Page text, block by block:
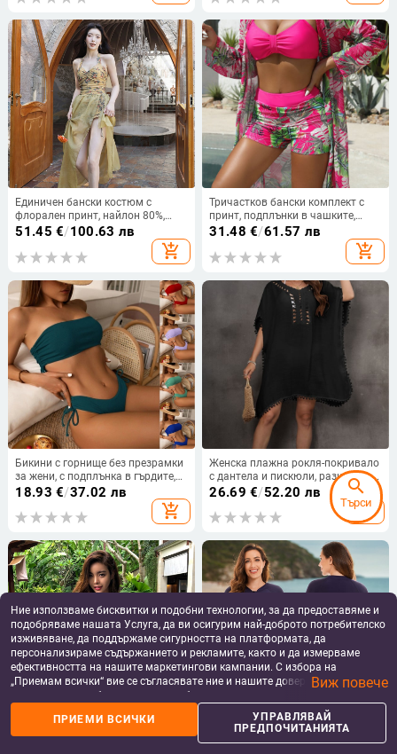
Единичен бански костюм с
флорален принт, найлон 80%,
подплата полиестер 20%, чашки с
метална опора, без ръкави
51.45 €/100.63 лв
add_shopping_cart
Тричастков бански комплект с
принт, подплънки в чашките,
полиестер 82/18, подплата 95/5,
31.48 €/61.57 лв
add_shopping_cart
Бикини с горнище без презрамки
за жени, с подплънка в гърдите,
80% найлон / 20% еластан, 200 г,
без презрамки, долна част: briefs
18.93 €/37.02 лв
add_shopping_cart
Женска плажна рокля-покривало
с дантела и пискюли, разкроена;
слъб памук с 100% полиестер
съдържание; тегло 200 г; без
подплата; за плаж
26.69 €/52.20 лв
add_shopping_cart
Цял бански с дълги ръкави,
консервативен едноцветен
Дамски дълъг ръкав бански за
сърф с UV защита - подплънка в
Ние използваме бисквитки и подобни технологии, за да предоставяме и
подобряваме нашата Услуга, да ви осигурим най-доброто потребителско
изживяване, да поддържаме сигурността на платформата, да
персонализираме съдържанието и рекламите, както и да измерваме
ефективността на нашите маркетингови кампании. С избора на
„Приемам всички“ вие се съгласявате ние и нашите доверени партньори
да съхраняваме бисквитки и подобни технологии на вашето устройство
за рекламни и аналитични цели. Можете по всяко време да управлявате
своите предпочитания, като натиснете „Управлявай предпочитанията“.
За повече информация, моля, вижте нашата
Виж повече
ПРИЕМИ ВСИЧКИ
УПРАВЛЯВАЙ
ПРЕДПОЧИТАНИЯТА
search
Търси